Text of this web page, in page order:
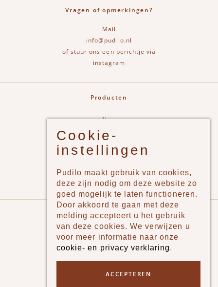
Vragen of opmerkingen?
Mail
info@pudilo.nl
of stuur ons een berichtje via
instagram
Producten
New
Jongens
Meisjes
Merken
Pudilo
Over ons
Algemene voorwaarden
Cookie-
instellingen
Pudilo maakt gebruik van cookies,
deze zijn nodig om deze website zo
goed mogelijk te laten functioneren.
Door akkoord te gaan met deze
melding accepteert u het gebruik
van deze cookies. We verwijzen u
voor meer informatie naar onze
cookie- en privacy verklaring.
ACCEPTEREN